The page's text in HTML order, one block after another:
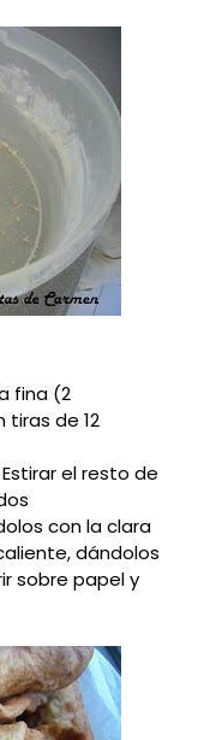
fina (2
de 12
el resto de
con la clara
dándolos
sobre papel y